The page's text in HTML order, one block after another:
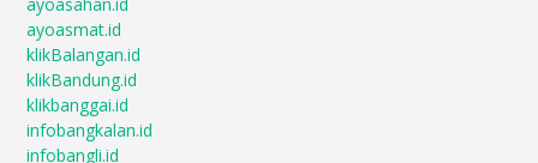
ayoasahan.id
ayoasmat.id
klikBalangan.id
klikBandung.id
klikbanggai.id
infobangkalan.id
infobangli.id